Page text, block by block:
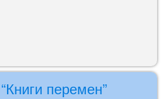
перемен”